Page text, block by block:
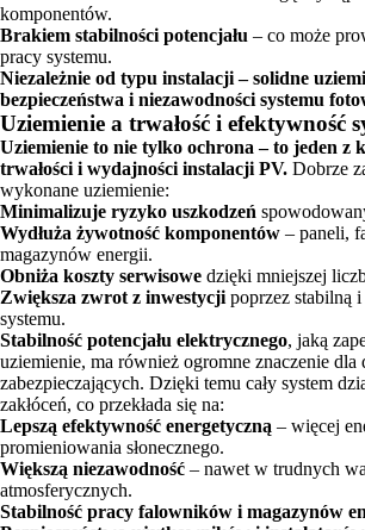
komponentów.
Brakiem stabilności potencjału – co może
pracy systemu.
Niezależnie od typu instalacji – solidne
bezpieczeństwa i niezawodności systemu
Uziemienie a trwałość i efektywność
Uziemienie to nie tylko ochrona – to jeden z
trwałości i wydajności instalacji PV. Dobrze
wykonane uziemienie:
Minimalizuje ryzyko uszkodzeń
Wydłuża żywotność komponentów – paneli,
magazynów energii.
Obniża koszty serwisowe dzięki mniejszej
Zwiększa zwrot z inwestycji poprzez stabilną
systemu.
Stabilność potencjału elektrycznego, jaką
uziemienie, ma również ogromne znaczenie dla
zabezpieczających. Dzięki temu cały system
zakłóceń, co przekłada się na:
Lepszą efektywność energetyczną – więcej
promieniowania słonecznego.
Większą niezawodność – nawet w trudnych
atmosferycznych.
Stabilność pracy falowników i magazynów